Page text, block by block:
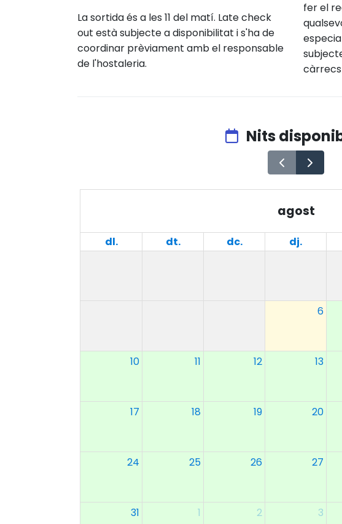
La sortida és a les 11 del matí. Late check
out està subjecte a disponibilitat i s'ha de
coordinar prèviament amb el responsable
de l'hostaleria.
fer el
càrrecs
Nits
agost
dl. dt. dc. dj.
6
10 11 12 13
17 18 19 20
24 25 26 27
31 1 2 3